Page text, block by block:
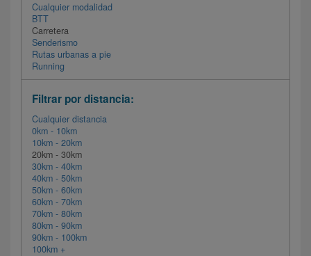
Cualquier modalidad
BTT
Carretera
Senderismo
Rutas urbanas a pie
Running
Filtrar por distancia:
Cualquier distancia
0km - 10km
10km - 20km
20km - 30km
30km - 40km
40km - 50km
50km - 60km
60km - 70km
70km - 80km
80km - 90km
90km - 100km
100km +